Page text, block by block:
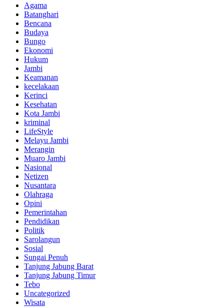
Agama
Batanghari
Bencana
Budaya
Bungo
Ekonomi
Hukum
Jambi
Keamanan
kecelakaan
Kerinci
Kesehatan
Kota Jambi
kriminal
LifeStyle
Melayu Jambi
Merangin
Muaro Jambi
Nasional
Netizen
Nusantara
Olahraga
Opini
Pemerintahan
Pendidikan
Politik
Sarolangun
Sosial
Sungai Penuh
Tanjung Jabung Barat
Tanjung Jabung Timur
Tebo
Uncategorized
Wisata